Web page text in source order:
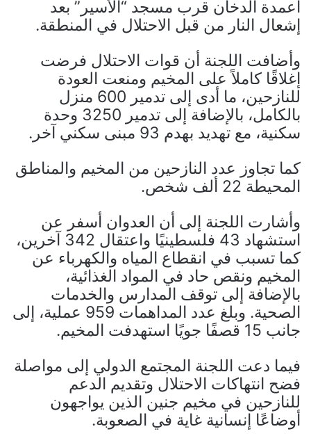
أعمدة الدخان قرب مسجد “الأسير” بعد
إشعال النار من قبل الاحتلال في المنطقة.
وأضافت اللجنة أن قوات الاحتلال فرضت
إغلاقًا كاملاً على المخيم ومنعت العودة
للنازحين، ما أدى إلى تدمير 600 منزل
بالكامل، بالإضافة إلى تدمير 3250 وحدة
سكنية، مع تهديد بهدم 93 مبنى سكني آخر.
كما تجاوز عدد النازحين من المخيم والمناطق
المحيطة 22 ألف شخص.
وأشارت اللجنة إلى أن العدوان أسفر عن
استشهاد 43 فلسطينيًا واعتقال 342 آخرين،
كما تسبب في انقطاع المياه والكهرباء عن
المخيم ونقص حاد في المواد الغذائية،
بالإضافة إلى توقف المدارس والخدمات
الصحية. وبلغ عدد المداهمات 959 عملية، إلى
جانب 15 قصفًا جويًا استهدفت المخيم.
فيما دعت اللجنة المجتمع الدولي إلى مواصلة
فضح انتهاكات الاحتلال وتقديم الدعم
للنازحين في مخيم جنين الذين يواجهون
أوضاعًا إنسانية غاية في الصعوبة.